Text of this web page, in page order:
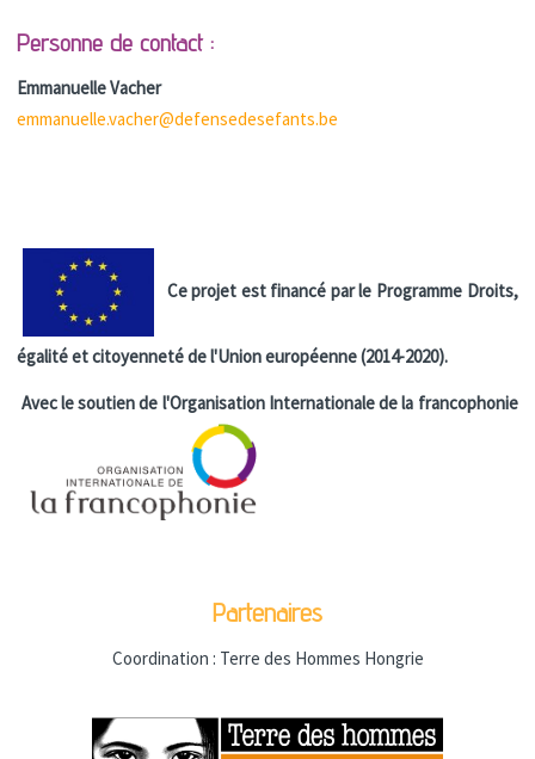
Personne de contact :
Emmanuelle Vacher
emmanuelle.vacher@defensedesefants.be
Ce projet est financé par le Programme Droits,
égalité et citoyenneté de l'Union européenne (2014-2020).
Avec le soutien de l'Organisation Internationale de la francophonie
Partenaires
Coordination : Terre des Hommes Hongrie